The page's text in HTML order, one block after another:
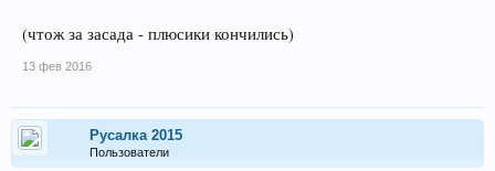
(чтож за засада - плюсики кончились)
13 фев 2016
Русалка 2015
Пользователи